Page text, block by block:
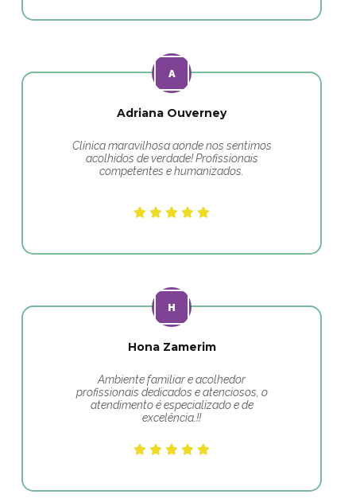
Adriana Ouverney
Clínica maravilhosa aonde nos sentimos
acolhidos de verdade! Profissionais
competentes e humanizados.
Hona Zamerim
Ambiente familiar e acolhedor
profissionais dedicados e atenciosos, o
atendimento é especializado e de
excelência.!!